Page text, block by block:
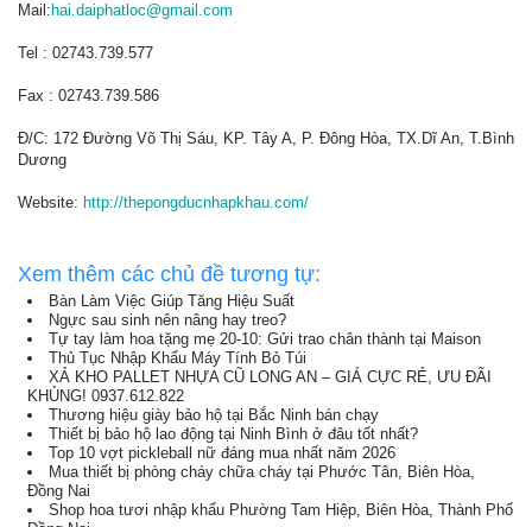
Mail: hai.daiphatloc@gmail.com
Tel : 02743.739.577
Fax : 02743.739.586
Đ/C: 172 Đường Võ Thị Sáu, KP. Tây A, P. Đông Hòa, TX.Dĩ An, T.Bình
Dương
Website: http://thepongducnhapkhau.com/
Xem thêm các chủ đề tương tự:
Bàn Làm Việc Giúp Tăng Hiệu Suất
Ngực sau sinh nên nâng hay treo?
Tự tay làm hoa tặng mẹ 20-10: Gửi trao chân thành tại Maison
Thủ Tục Nhập Khẩu Máy Tính Bỏ Túi
XẢ KHO PALLET NHỰA CŨ LONG AN – GIÁ CỰC RẺ, ƯU ĐÃI
KHỦNG! 0937.612.822
Thương hiệu giày bảo hộ tại Bắc Ninh bán chạy
Thiết bị bảo hộ lao động tại Ninh Bình ở đâu tốt nhất?
Top 10 vợt pickleball nữ đáng mua nhất năm 2026
Mua thiết bị phòng cháy chữa cháy tại Phước Tân, Biên Hòa,
Đồng Nai
Shop hoa tươi nhập khẩu Phường Tam Hiệp, Biên Hòa, Thành Phố